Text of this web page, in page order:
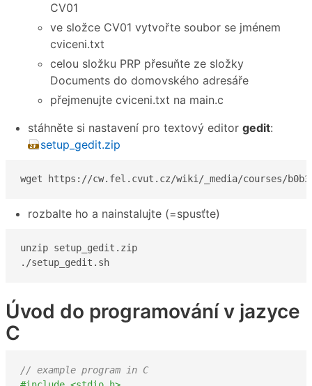
CV01
ve složce CV01 vytvořte soubor se jménem
cviceni.txt
celou složku PRP přesuňte ze složky
Documents do domovského adresáře
přejmenujte cviceni.txt na main.c
stáhněte si nastavení pro textový editor gedit:
setup_gedit.zip
wget https://cw.fel.cvut.cz/wiki/_media/courses/
rozbalte ho a nainstalujte (=spusťte)
unzip setup_gedit.zip
./setup_gedit.sh
Úvod do programování v jazyce
C
// example program in C